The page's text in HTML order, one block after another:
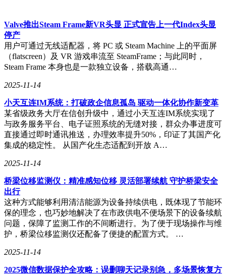
Valve推出Steam Frame新VR头显 正式宣告上一代Index头显
停产
用户可通过无线适配器，将 PC 或 Steam Machine 上的平面屏
（flatscreen）及 VR 游戏串流至 SteamFrame；与此同时，
Steam Frame 本身也是一款独立设备，搭载高通…
2025-11-14
小天互连IM系统：打破政企信息孤岛 驱动一体化协作新变革
某省级政务大厅在信创升级中，通过小天互连IM系统实现了
与政务服务平台、电子证照系统的无缝对接，群众办事进度可
直接通过即时通讯推送，办理效率提升50%，印证了其国产化
集成的稳定性。 从国产化生态适配到开放 A…
2025-11-14
桥梁位移监测仪：精准感知位移 灵活部署续航 守护桥梁安全
出行
这种方式能够利用清洁能源为设备持续供电，既体现了节能环
保的理念，也巧妙地解决了在市政供电不便场景下的设备续航
问题，保障了监测工作的不间断进行。为了便于现场操作与维
护，桥梁位移监测仪还配备了便捷的配置方式。 …
2025-11-14
2025微信数据保护全攻略：误删聊天记录别急，多场景恢复方